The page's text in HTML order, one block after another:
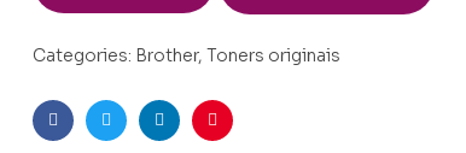
Categories: Brother, Toners originais
FacebookTwitterLinkedinPinterest